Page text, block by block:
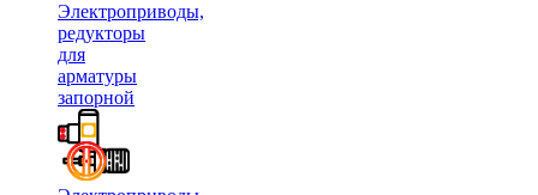
Электроприводы,
редукторы
для
арматуры
запорной